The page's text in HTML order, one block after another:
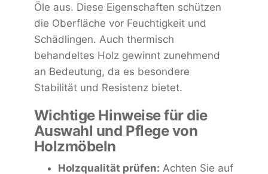
Öle aus. Diese Eigenschaften schützen
die Oberfläche vor Feuchtigkeit und
Schädlingen. Auch thermisch
behandeltes Holz gewinnt zunehmend
an Bedeutung, da es besondere
Stabilität und Resistenz bietet.
Wichtige Hinweise für die
Auswahl und Pflege von
Holzmöbeln
Holzqualität prüfen: Achten Sie auf